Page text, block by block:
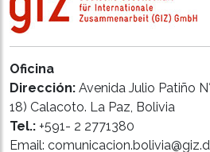
Oficina
Dirección: Avenida Julio Patiño
18) Calacoto. La Paz, Bolivia
Tel.: +591- 2 2771380
Email: